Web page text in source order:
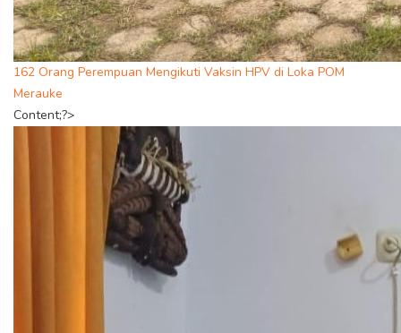
162 Orang Perempuan Mengikuti Vaksin HPV di Loka POM
Merauke
Content;?>